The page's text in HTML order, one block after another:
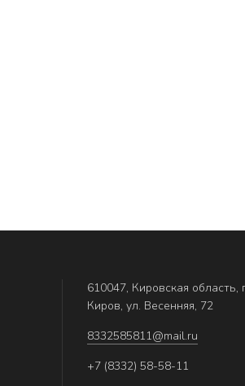
610047, Кировская область,
Киров, ул. Весенняя, 72
8332585811@mail.ru
+7 (8332) 58-58-11